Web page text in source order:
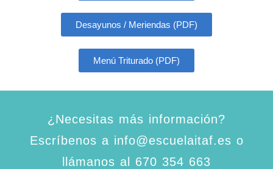
Desayunos / Meriendas (PDF)
Menú Triturado (PDF)
¿Necesitas más información?
Escríbenos a info@escuelaitaf.es o
llámanos al 670 354 663